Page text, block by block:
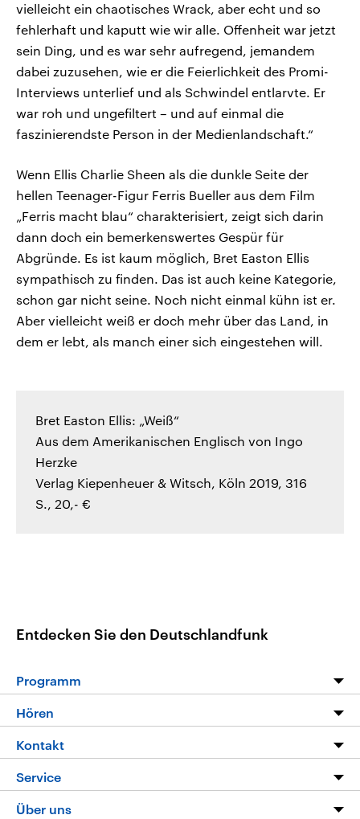
vielleicht ein chaotisches Wrack, aber echt und so
fehlerhaft und kaputt wie wir alle. Offenheit war jetzt
sein Ding, und es war sehr aufregend, jemandem
dabei zuzusehen, wie er die Feierlichkeit des Promi-
Interviews unterlief und als Schwindel entlarvte. Er
war roh und ungefiltert – und auf einmal die
faszinierendste Person in der Medienlandschaft.“
Wenn Ellis Charlie Sheen als die dunkle Seite der
hellen Teenager-Figur Ferris Bueller aus dem Film
„Ferris macht blau“ charakterisiert, zeigt sich darin
dann doch ein bemerkenswertes Gespür für
Abgründe. Es ist kaum möglich, Bret Easton Ellis
sympathisch zu finden. Das ist auch keine Kategorie,
schon gar nicht seine. Noch nicht einmal kühn ist er.
Aber vielleicht weiß er doch mehr über das Land, in
dem er lebt, als manch einer sich eingestehen will.
Bret Easton Ellis: „Weiß“
Aus dem Amerikanischen Englisch von Ingo
Herzke
Verlag Kiepenheuer & Witsch, Köln 2019, 316
S., 20,- €
Entdecken Sie den Deutschlandfunk
Programm
Programm
Die Nachrichten
Nachrichtenleicht
Neue Beiträge auf dlf.de
Hören
Livestream
Podcasts
Kontakt
Hörerservice
Service
FAQ
Über uns